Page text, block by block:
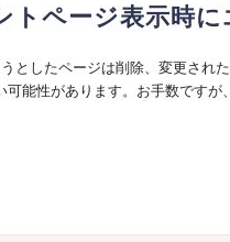
トページ表示時に
としたページは削除、変更され
可能性があります。お手数ですが